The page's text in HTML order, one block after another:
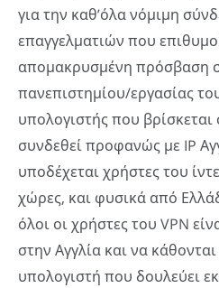
για την καθ’όλα νόμιμη
επαγγελματιών που
απομακρυσμένη πρόσβαση
πανεπιστημίου/εργασίας
υπολογιστής που βρίσκεται
συνδεθεί προφανώς με IP
υποδέχεται χρήστες του
χώρες, και φυσικά από
όλοι οι χρήστες του VPN
στην Αγγλία και να
υπολογιστή που δουλεύει